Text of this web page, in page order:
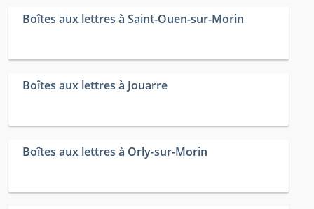
Boîtes aux lettres à Saint-Ouen-sur-Morin
Boîtes aux lettres à Jouarre
Boîtes aux lettres à Orly-sur-Morin